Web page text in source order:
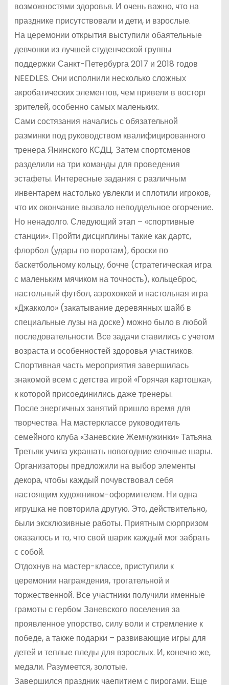
возможностями здоровья. И очень важно, что на
празднике присутствовали и дети, и взрослые.
На церемонии открытия выступили обаятельные
девчонки из лучшей студенческой группы
поддержки Санкт-Петербурга 2017 и 2018 годов
NEEDLES. Они исполнили несколько сложных
акробатических элементов, чем привели в восторг
зрителей, особенно самых маленьких.
Сами состязания начались с обязательной
разминки под руководством квалифицированного
тренера Янинского КСДЦ. Затем спортсменов
разделили на три команды для проведения
эстафеты. Интересные задания с различным
инвентарем настолько увлекли и сплотили игроков,
что их окончание вызвало неподдельное огорчение.
Но ненадолго. Следующий этап – «спортивные
станции». Пройти дисциплины такие как дартс,
флорбол (удары по воротам), броски по
баскетбольному кольцу, бочче (стратегическая игра
с маленьким мячиком на точность), кольцеброс,
настольный футбол, аэрохоккей и настольная игра
«Джакколо» (закатывание деревянных шайб в
специальные лузы на доске) можно было в любой
последовательности. Все задачи ставились с учетом
возраста и особенностей здоровья участников.
Спортивная часть мероприятия завершилась
знакомой всем с детства игрой «Горячая картошка»,
к которой присоединились даже тренеры.
После энергичных занятий пришло время для
творчества. На мастерклассе руководитель
семейного клуба «Заневские Жемчужинки» Татьяна
Третьяк учила украшать новогодние елочные шары.
Организаторы предложили на выбор элементы
декора, чтобы каждый почувствовал себя
настоящим художником-оформителем. Ни одна
игрушка не повторила другую. Это, действительно,
были эксклюзивные работы. Приятным сюрпризом
оказалось и то, что свой шарик каждый мог забрать
с собой.
Отдохнув на мастер-классе, приступили к
церемонии награждения, трогательной и
торжественной. Все участники получили именные
грамоты с гербом Заневского поселения за
проявленное упорство, силу воли и стремление к
победе, а также подарки – развивающие игры для
детей и теплые пледы для взрослых. И, конечно же,
медали. Разумеется, золотые.
Завершился праздник чаепитием с пирогами. Еще